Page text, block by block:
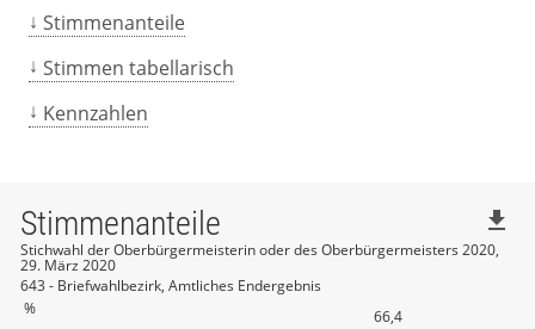
Stimmenanteile
Stimmen tabellarisch
Kennzahlen
% 66,4
Stimmenanteile
Stichwahl der Oberbürgermeisterin oder des Oberbürgermeisters 2020,
29. März 2020
643 - Briefwahlbezirk, Amtliches Endergebnis
file_download